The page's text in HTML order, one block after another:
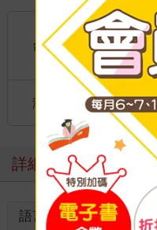
台灣
國內宅配：本
到店取貨：
海外
國際快遞：全
港澳店取：
詳細資料
語言 中文繁體